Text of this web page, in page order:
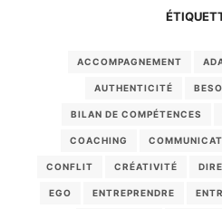
ACCOMPAGNEMENT
AUTHENTICITÉ
BILAN DE COMPÉTENCES
COACHING
CONFLIT CRÉATIVITÉ
EGO ENTREPRENDRE